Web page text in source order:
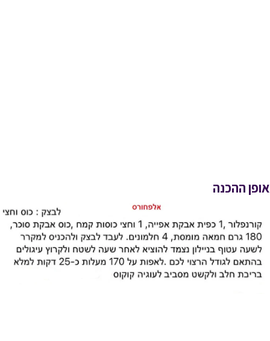
אופן ההכנה